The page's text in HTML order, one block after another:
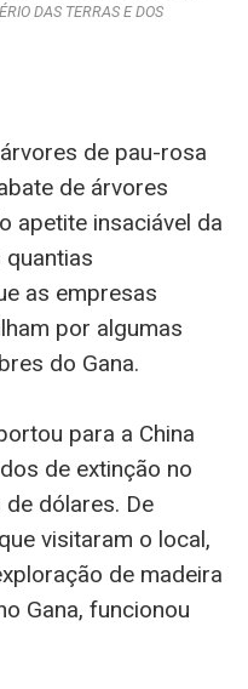
DAS TERRAS E DOS
de pau-rosa
de árvores
apetite insaciável da
quantias
as empresas
por algumas
do Gana.
para a China
de extinção no
dólares. De
visitaram o local,
de madeira
Gana, funcionou